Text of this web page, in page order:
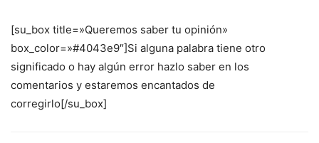
[su_box title=»Queremos saber tu opinión»
box_color=»#4043e9″]Si alguna palabra tiene otro
significado o hay algún error hazlo saber en los
comentarios y estaremos encantados de
corregirlo[/su_box]